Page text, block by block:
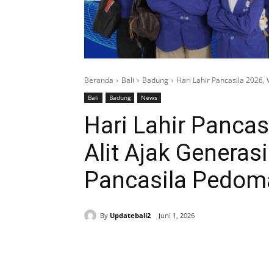
Beranda Bali Badung Hari Lahir Pancasila 2026,
Bali Badung News
Hari Lahir
Alit Ajak
Pancasila
By Updatebali2 Juni 1, 2026